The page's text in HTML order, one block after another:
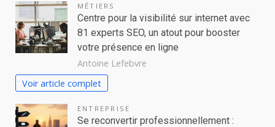
MÉTIERS
Centre pour la visibilité sur internet avec
81 experts SEO, un atout pour booster
votre présence en ligne
Antoine Lefebvre
Voir article complet
ENTREPRISE
Se reconvertir professionnellement :